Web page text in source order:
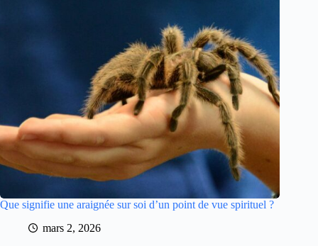
Que signifie une araignée sur soi d’un point de vue spirituel ?
mars 2, 2026